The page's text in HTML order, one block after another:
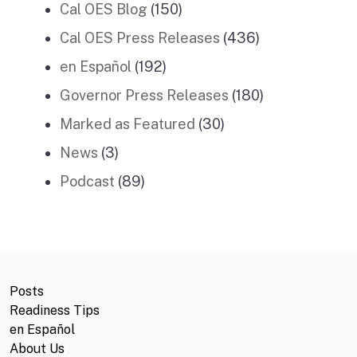
Cal OES Blog (150)
Cal OES Press Releases (436)
en Español (192)
Governor Press Releases (180)
Marked as Featured (30)
News (3)
Podcast (89)
Posts
Readiness Tips
en Español
About Us